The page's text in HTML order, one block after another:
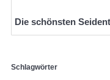
Die schönsten
Schlagwörter